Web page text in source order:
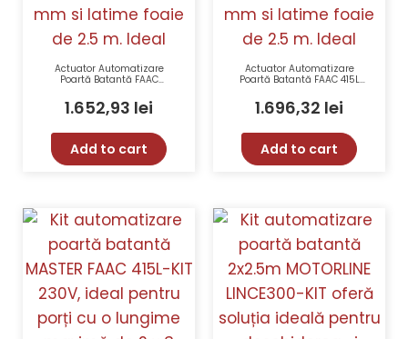
Actuator Automatizare
Poartă Batantă FAAC
300mm 2.5m
1.652,93 lei
Add to cart
Actuator Automatizare
Poartă Batantă FAAC 415L
Foaie 3.0m
1.696,32 lei
Add to cart